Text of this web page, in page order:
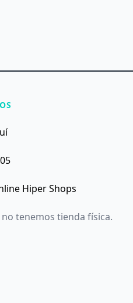
Hiper Shops
tenemos tienda física.